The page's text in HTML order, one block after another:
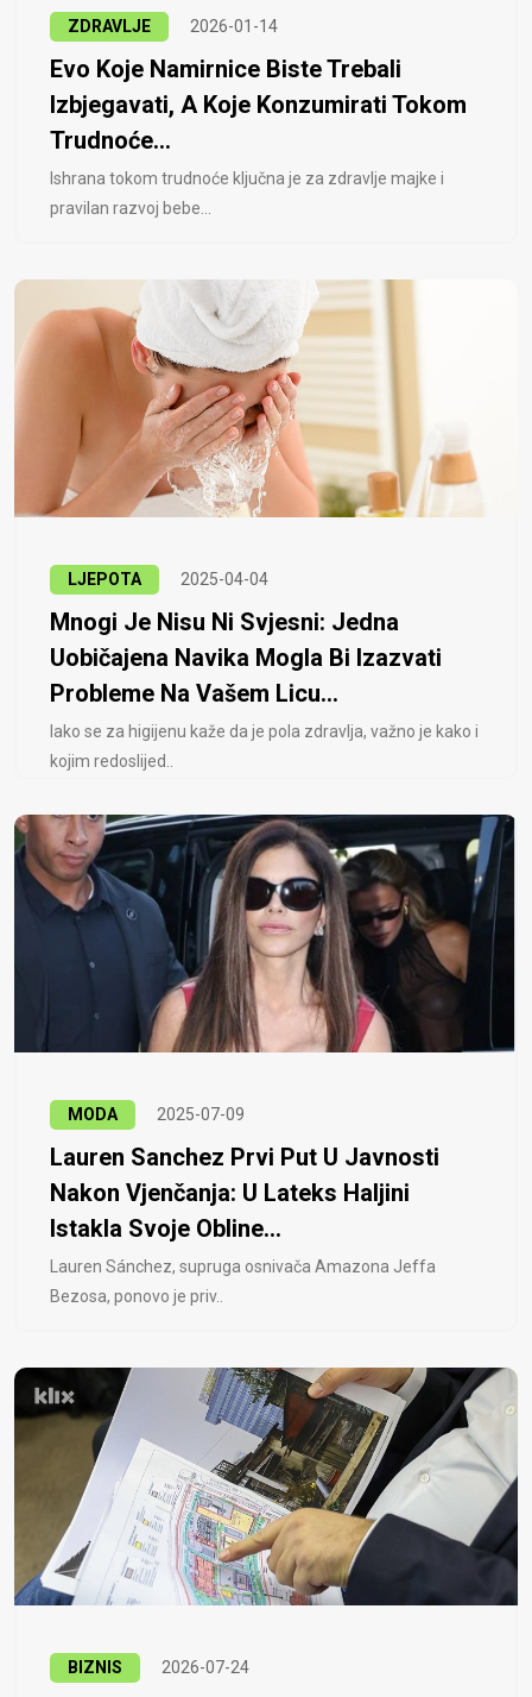
ZDRAVLJE 2026-01-14
Evo Koje Namirnice Biste Trebali
Izbjegavati, A Koje Konzumirati Tokom
Trudnoće...
Ishrana tokom trudnoće ključna je za zdravlje majke i
pravilan razvoj bebe...
LJEPOTA 2025-04-04
Mnogi Je Nisu Ni Svjesni: Jedna
Uobičajena Navika Mogla Bi Izazvati
Probleme Na Vašem Licu...
Iako se za higijenu kaže da je pola zdravlja, važno je kako i
kojim redoslijed..
MODA 2025-07-09
Lauren Sanchez Prvi Put U Javnosti
Nakon Vjenčanja: U Lateks Haljini
Istakla Svoje Obline...
Lauren Sánchez, supruga osnivača Amazona Jeffa
Bezosa, ponovo je priv..
BIZNIS 2026-07-24